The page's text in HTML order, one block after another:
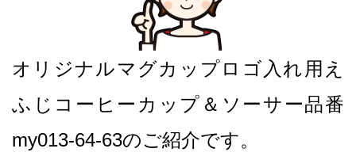
オリジナルマグカップロゴ入れ用え
ふじコーヒーカップ＆ソーサー品番
my013-64-63のご紹介です。